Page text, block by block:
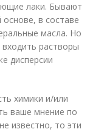
лаки. Бывают
в составе
масла. Но
растворы
дисперсии
химики и/или
ваше мнение по
известно, то эти